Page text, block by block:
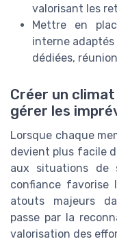
valorisant les
Mettre en
interne adaptés
dédiées,
Créer un
gérer les
Lorsque chaque
devient plus facile
aux situations de
confiance
atouts majeurs
passe par la
valorisation des